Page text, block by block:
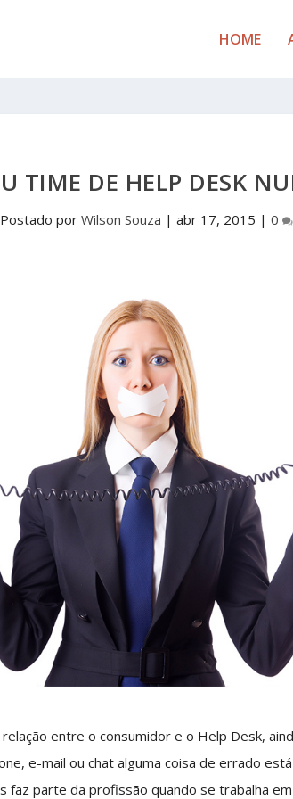
HOME
TIME DE HELP DESK
Postado porWilson Souza |abr 17, 2015 |0
entre o consumidor e o Help Desk,
e-mail ou chat alguma coisa de errado
faz parte da profissão quando se trabalha